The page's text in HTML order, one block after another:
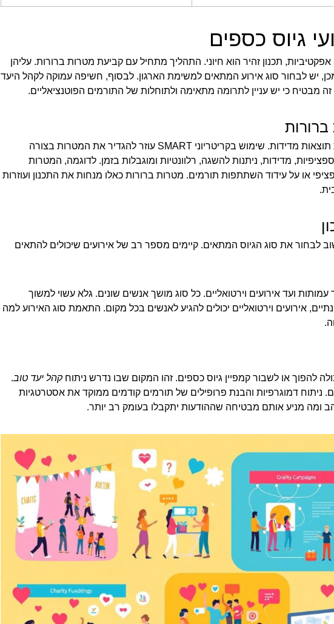
גיוס כספים
אפקטיביות, תכנון זהיר הוא חיוני. התהליך מתחיל עם קביעת מטרות ברורות. עליהן
יש לבחור סוג אירוע המתאים למשימת הארגון. לבסוף, חשיפה עמוקה לקהל היעד
מבטיח כי יש עניין לתרומה מתאימה ולתוחלות של התורמים הפוטנציאליים.
בלב של גיוס כספים מוצלח עומדות תוצאות מדידות. שימוש בקריטריוני SMART עוזר להגדיר את המטרות בצורה
מדידות, ניתנות להשגה, רלוונטיות ומוגבלות בזמן. לדוגמה, המטרות
או על עידוד השתתפות תורמים. מטרות ברורות כאלו מנחות את התכנון ועוזרות
לבחור את סוג הגיוס המתאים. קיימים מספר רב של אירועים שיכולים להתאים
עמותות ועד אירועים וירטואליים. כל סוג מושך אנשים שונים. גלא עשוי למשוך
אירועים וירטואליים יכולים להגיע לאנשים בכל מקום. התאמת סוג האירוע למה
להפוך או לשבור קמפיין גיוס כספים. זהו המקום שבו נדרש ניתוחקהל יעד טוב.
ניתוח דמוגרפיות והבנת פרופילים של תורמים קודמים ממוקד את אסטרטגיות
ומה מניע אותם מבטיחה שההודעות יתקבלו בעומק רב יותר.